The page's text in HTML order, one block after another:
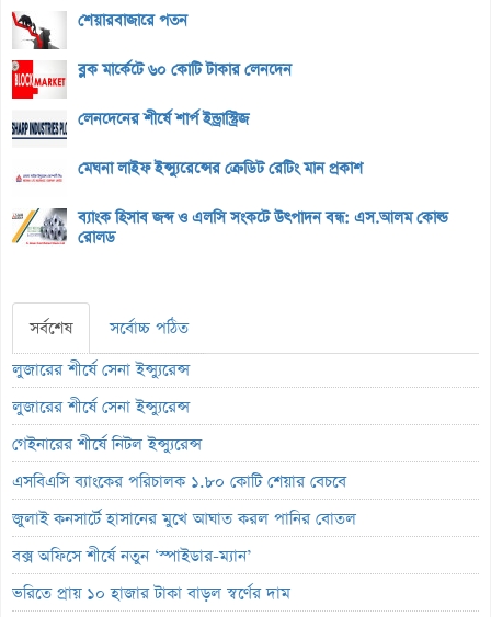
শেয়ারবাজারে পতন
ব্লক মার্কেটে ৬০ কোটি টাকার লেনদেন
লেনদেনের শীর্ষে শার্প ইন্ড্রাস্ট্রিজ
মেঘনা লাইফ ইন্স্যুরেন্সের ক্রেডিট রেটিং মান প্রকাশ
ব্যাংক হিসাব জব্দ ও এলসি সংকটে উৎপাদন বন্ধ: এস.আলম কোল্ড
রোলড
সর্বশেষ
সর্বোচ্চ পঠিত
লুজারের শীর্ষে সেনা ইন্স্যুরেন্স
লুজারের শীর্ষে সেনা ইন্স্যুরেন্স
গেইনারের শীর্ষে নিটল ইন্স্যুরেন্স
এসবিএসি ব্যাংকের পরিচালক ১.৮০ কোটি শেয়ার বেচবে
জুলাই কনসার্টে হাসানের মুখে আঘাত করল পানির বোতল
বক্স অফিসে শীর্ষে নতুন ‘স্পাইডার-ম্যান’
ভরিতে প্রায় ১০ হাজার টাকা বাড়ল স্বর্ণের দাম